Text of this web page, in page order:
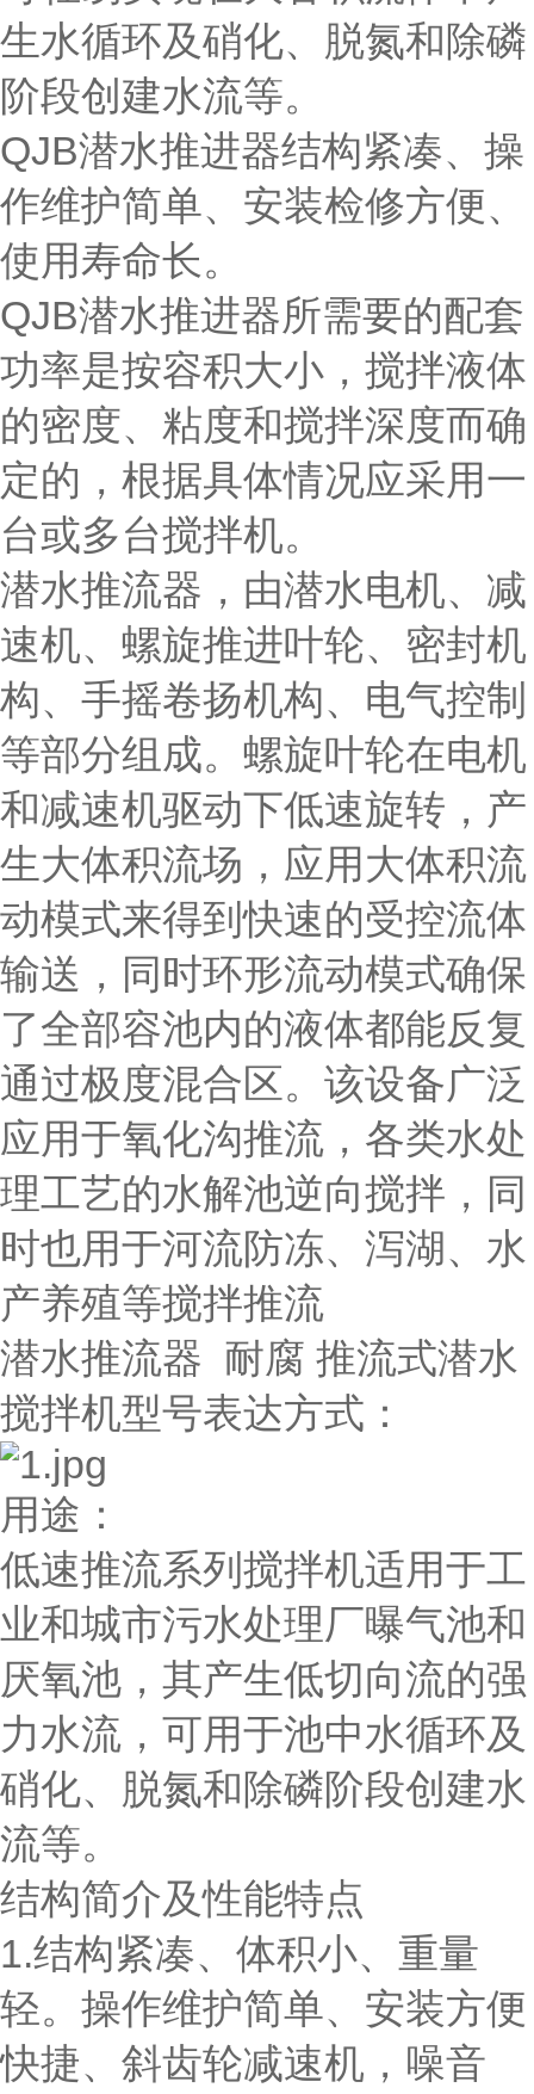
生水循环及硝化、脱氮和除磷
阶段创建水流等。
QJB潜水推进器结构紧凑、操
作维护简单、安装检修方便、
使用寿命长。
QJB潜水推进器所需要的配套
功率是按容积大小，搅拌液体
的密度、粘度和搅拌深度而确
定的，根据具体情况应采用一
台或多台搅拌机。
潜水推流器，由潜水电机、减
速机、螺旋推进叶轮、密封机
构、手摇卷扬机构、电气控制
等部分组成。螺旋叶轮在电机
和减速机驱动下低速旋转，产
生大体积流场，应用大体积流
动模式来得到快速的受控流体
输送，同时环形流动模式确保
了全部容池内的液体都能反复
通过极度混合区。该设备广泛
应用于氧化沟推流，各类水处
理工艺的水解池逆向搅拌，同
时也用于河流防冻、泻湖、水
产养殖等搅拌推流
潜水推流器 耐腐 推流式潜水
搅拌机型号表达方式：
用途：
低速推流系列搅拌机适用于工
业和城市污水处理厂曝气池和
厌氧池，其产生低切向流的强
力水流，可用于池中水循环及
硝化、脱氮和除磷阶段创建水
流等。
结构简介及性能特点
1.结构紧凑、体积小、重量
轻。操作维护简单、安装方便
快捷、斜齿轮减速机，噪音